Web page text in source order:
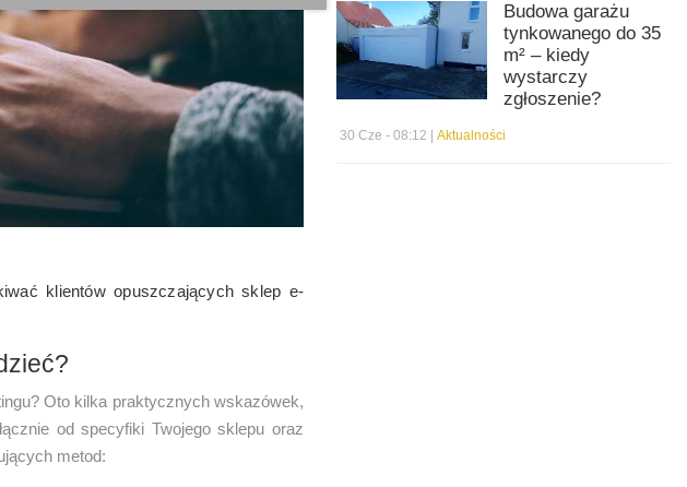
klientów opuszczających sklep e-
Oto kilka praktycznych wskazówek,
od specyfiki Twojego sklepu oraz
metod:
Budowa garażu
tynkowanego do 35
m² – kiedy
wystarczy
zgłoszenie?
30 Cze - 08:12 | Aktualności